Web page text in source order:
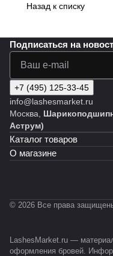
Назад к списку
Подписаться на
+7 (495) 125-33-45
info@lashesmarket.ru
Москва,
Аструм)
Каталог товаров
О магазине
© 2026 Все права
LashesMarket.ru —
оформления бровей.